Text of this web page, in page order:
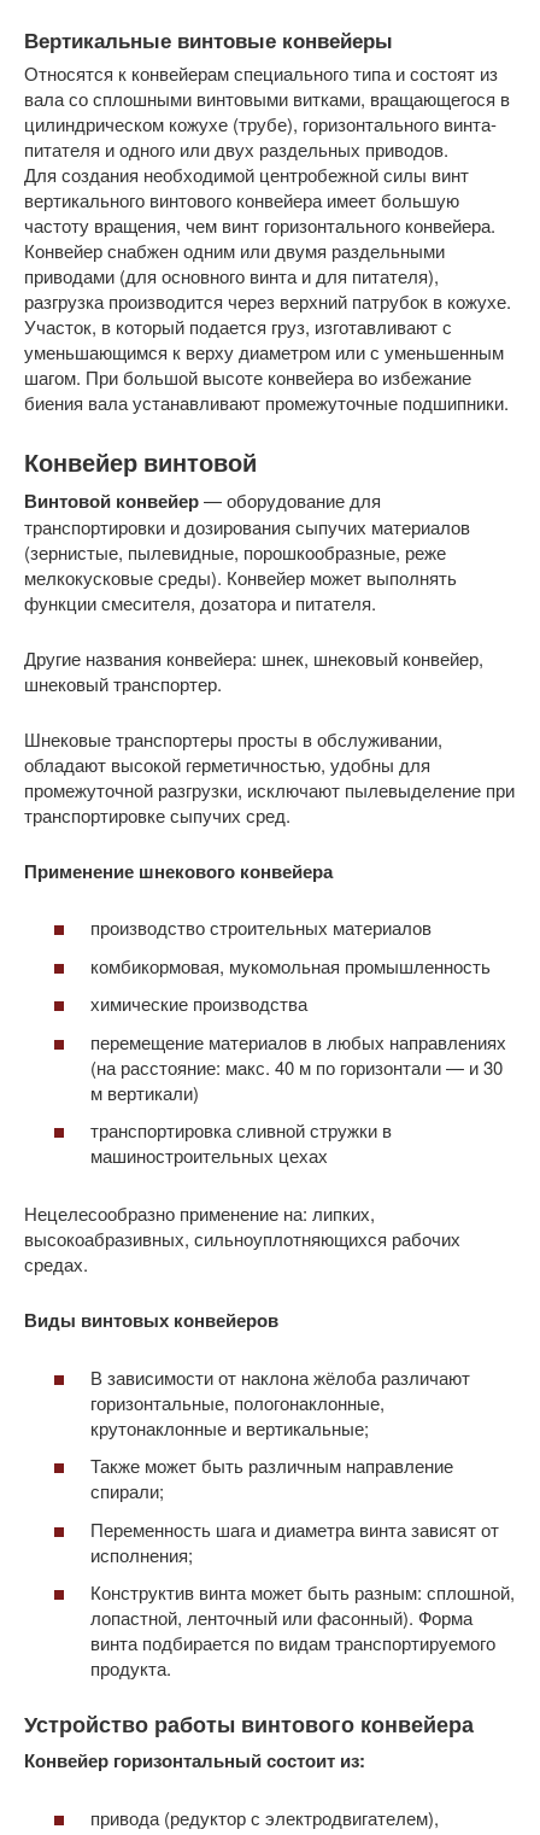
Вертикальные винтовые конвейеры
Относятся к конвейерам специального типа и состоят из
вала со сплошными винтовыми витками, вращающегося в
цилиндрическом кожухе (трубе), горизонтального винта-
питателя и одного или двух раздельных приводов.
Для создания необходимой центробежной силы винт
вертикального винтового конвейера имеет большую
частоту вращения, чем винт горизонтального конвейера.
Конвейер снабжен одним или двумя раздельными
приводами (для основного винта и для питателя),
разгрузка производится через верхний патрубок в кожухе.
Участок, в который подается груз, изготавливают с
уменьшающимся к верху диаметром или с уменьшенным
шагом. При большой высоте конвейера во избежание
биения вала устанавливают промежуточные подшипники.
Конвейер винтовой
Винтовой конвейер— оборудование для
транспортировки и дозирования сыпучих материалов
(зернистые, пылевидные, порошкообразные, реже
мелкокусковые среды). Конвейер может выполнять
функции смесителя, дозатора и питателя.
Другие названия конвейера: шнек, шнековый конвейер,
шнековый транспортер.
Шнековые транспортеры просты в обслуживании,
обладают высокой герметичностью, удобны для
промежуточной разгрузки, исключают пылевыделение при
транспортировке сыпучих сред.
Применение шнекового конвейера
производство строительных материалов
комбикормовая, мукомольная промышленность
химические производства
перемещение материалов в любых направлениях
(на расстояние: макс. 40 м по горизонтали — и 30
м вертикали)
транспортировка сливной стружки в
машиностроительных цехах
Нецелесообразно применение на: липких,
высокоабразивных, сильноуплотняющихся рабочих
средах.
Виды винтовых конвейеров
В зависимости от наклона жёлоба различают
горизонтальные, пологонаклонные,
крутонаклонные и вертикальные;
Также может быть различным направление
спирали;
Переменность шага и диаметра винта зависят от
исполнения;
Конструктив винта может быть разным: сплошной,
лопастной, ленточный или фасонный). Форма
винта подбирается по видам транспортируемого
продукта.
Устройство работы винтового конвейера
Конвейер горизонтальный состоит из:
привода (редуктор с электродвигателем),